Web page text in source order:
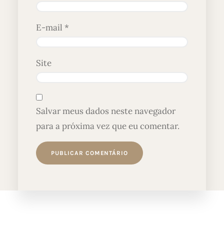
E-mail *
Site
Salvar meus dados neste navegador
para a próxima vez que eu comentar.